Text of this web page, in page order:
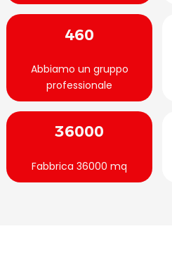
460
Abbiamo un gruppo
professionale
36000
Fabbrica 36000 mq